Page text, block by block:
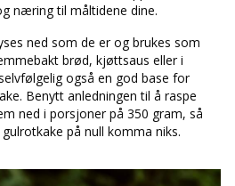
næring til måltidene dine.
ned som de er og brukes som
brød, kjøttsaus eller i
også en god base for
Benytt anledningen til å raspe
ned i porsjoner på 350 gram, så
på null komma niks.